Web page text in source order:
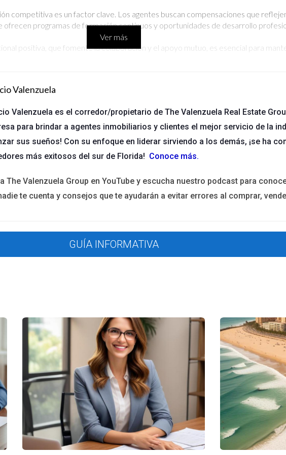
competitiva es un factor clave. Los agentes buscan compensaciones que
ofrecen programas de formación continuos y oportunidades de desarrollo
positiva, que fomente la colaboración y el apoyo mutuo, es esencial para
por sus logros y contribuciones. Las agencias que celebran los éxitos
de agentes
retención de agentes no solo es beneficioso para los propios agentes, sino que
de los agentes mediante talleres, seminarios y acceso a recursos en línea
las opiniones y necesidades de los agentes mediante encuestas periódicas
y recompensar a los agentes por su rendimiento y lealtad puede
se presentan tres estudios de caso que destacan el impacto de la retención en
de mentoría que unió a nuevos agentes con veteranos. Como resultado, la tasa
apoyados y más capacitados para enfrentar los desafíos del mercado.
talleres mensuales sobre técnicas de venta y marketing digital. La agencia
en la rotación de agentes durante el primer año de implementación.
Ver más
Valenzuela
Valenzuela es el corredor/propietario de The Valenzuela Real Estate
para brindar a agentes inmobiliarios y clientes el mejor servicio de la
sus sueños! Con su enfoque en liderar sirviendo a los demás, ¡se ha
más exitosos del sur de Florida! Conoce más.
The Valenzuela Group en YouTube y escucha nuestro podcast para
te cuenta y consejos que te ayudarán a evitar errores al comprar,
GUÍA INFORMATIVA